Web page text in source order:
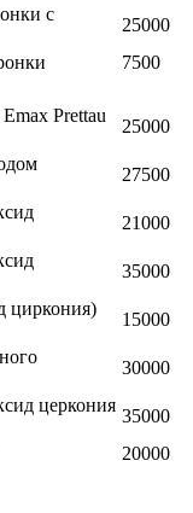
с
25000
7500
Prettau
25000
27500
21000
35000
циркония)
15000
30000
церкония
35000
20000